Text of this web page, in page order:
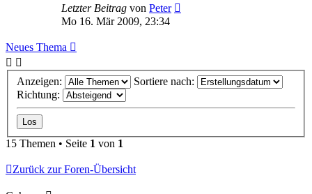
Letzter Beitrag von Peter
Mo 16. Mär 2009, 23:34
Neues Thema
Anzeigen:
Sortiere nach:
Richtung:
15 Themen • Seite 1 von 1
Zurück zur Foren-Übersicht